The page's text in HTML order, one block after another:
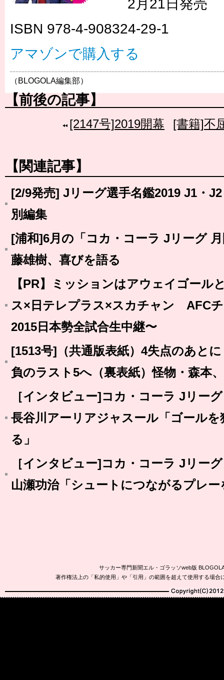
2月21日発売
ISBN 978-4-908324-29-1
アマゾンで購入する
（BLOGOLA編集部）
【前後の記事】
[2147号]2019開幕 [書籍]不
【関連記事】
[2/9発売] Jリーグ選手名鑑2019 J1・
別編集
[浦和]6月の「コカ・コーラ Jリーグ
藤雄樹、喜びを語る
【PR】ミッションはアウェイゴール
ス×日テレプラス×スカチャン AFC
2015日本勢全試合生中継〜
[1513号]（共通版表紙）4失点のあと
負のラスト5へ（裏表紙）怪物・森本
［インタビュー]コカ・コーラ Jリー
長谷川アーリアジャスール「ゴール
る」
［インタビュー]コカ・コーラ Jリー
山瀬功治「シュートにつながるプレ
サッカー専門新聞エル・ゴラッソweb版
著作権法上の「私的使用」や「引用」の範囲を超えて使用する場
Copyright(C)2010-